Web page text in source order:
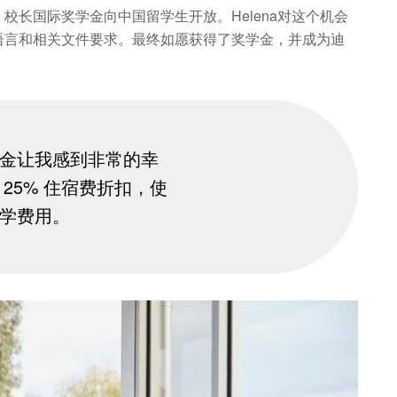
长国际奖学金向中国留学生开放。Helena对这个机会
和相关文件要求。最终如愿获得了奖学金，并成为迪
让我感到非常的幸
住宿费折扣，使
费用。